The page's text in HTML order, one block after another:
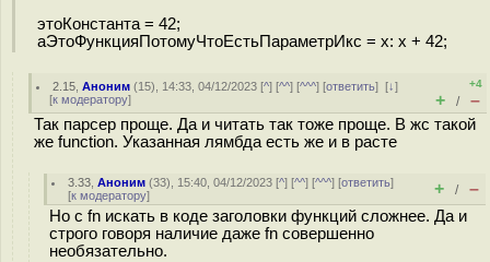
этоКонстанта = 42;
аЭтоФункцияПотомуЧтоЕстьПараметрИкс = x: x + 42;
2.15 ,Аноним (15), 14:33, 04/12/2023 [^] [^^] [^^^] [ответить][↓]
[к модератору]
+4
+ / –
Так парсер проще. Да и читать так тоже проще. В жс такой
же function. Указанная лямбда есть же и в расте
3.33 ,Аноним (33), 15:40, 04/12/2023 [^] [^^] [^^^] [ответить]
[к модератору] + / –
Но с fn искать в коде заголовки функций сложнее. Да и
строго говоря наличие даже fn совершенно
необязательно.